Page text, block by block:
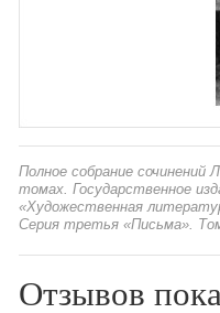
Полное собрание сочинений
томах. Государственное
«Художественная
Серия третья «Письма».
Отзывов